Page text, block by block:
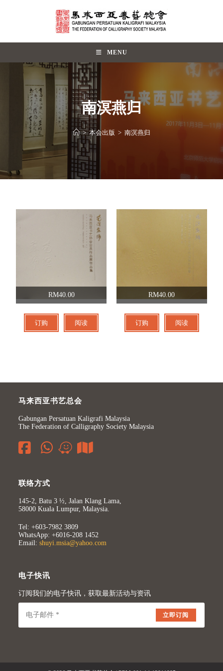
MENU
南溟燕归
> 本会出版 > 南溟燕归
RM40.00
订购 阅读
RM40.00
订购 阅读
马来西亚书艺总会
Gabungan Persatuan Kaligrafi Malaysia
The Federation of Calligraphy Society Malaysia
联络方式
145-2, Batu 3 ½, Jalan Klang Lama,
58000 Kuala Lumpur, Malaysia.
Tel: +603-7982 3809
WhatsApp: +6016-208 1452
Email:shuyi.msia@yahoo.com
电子快讯
订阅我们的电子快讯，获取最新活动与资讯
立即订阅